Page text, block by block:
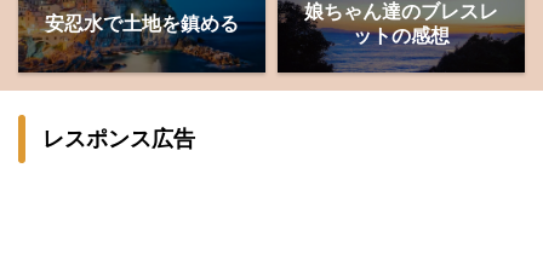
安忍水で土地を鎮める
娘ちゃん達のブレスレ
ットの感想
レスポンス広告